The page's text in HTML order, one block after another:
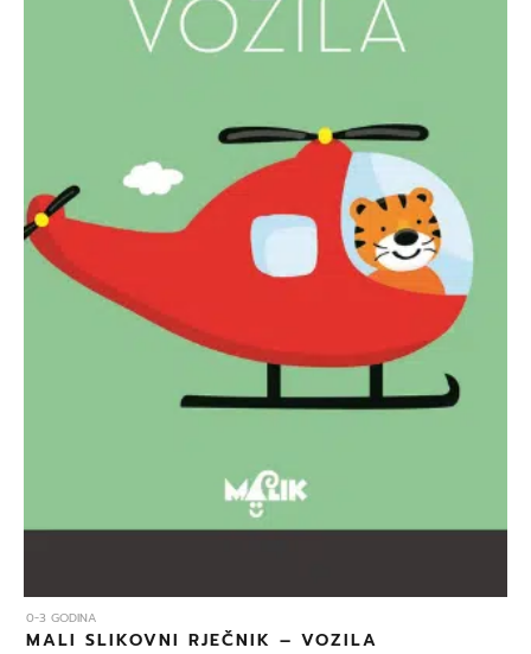
0-3 GODINA
MALI SLIKOVNI RJEČNIK – VOZILA